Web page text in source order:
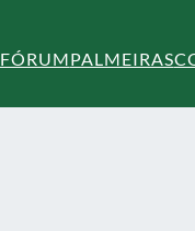
FÓRUMPALMEIRAS